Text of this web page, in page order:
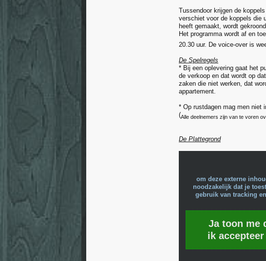
Tussendoor krijgen de
verschiet voor de koppels die
heeft gemaakt, wordt
Het programma wordt af en toe
20.30 uur. De voice-over is
De Spelregels
* Bij een oplevering gaat het
de verkoop en dat wordt op
zaken die niet werken, dat
appartement.
* Op rustdagen mag men niet
(Alle deelnemers zijn van te voren
De Plattegrond
om deze externe
noodzakelijk dat je
gebruik van tracking
Ja toon me
ik